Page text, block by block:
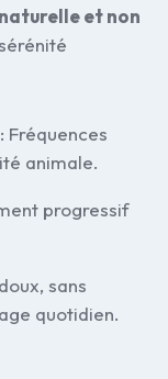
et non
Fréquences
animale.
progressif
sans
quotidien.